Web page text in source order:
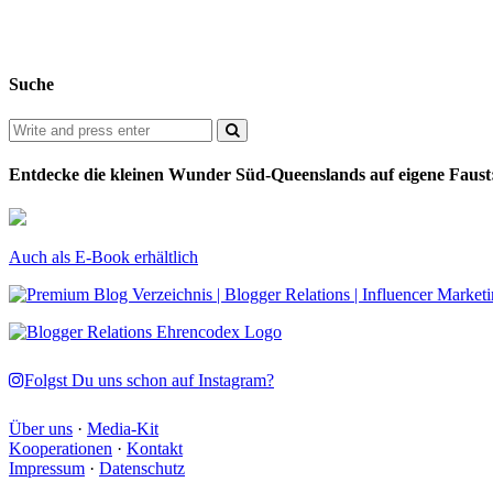
Suche
Entdecke die kleinen Wunder Süd-Queenslands auf eigene
Auch als E-Book erhältlich
Folgst Du uns schon auf Instagram?
Über uns · Media-Kit
Kooperationen · Kontakt
Impressum · Datenschutz